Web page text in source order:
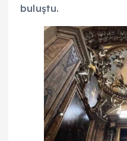
buluştu.